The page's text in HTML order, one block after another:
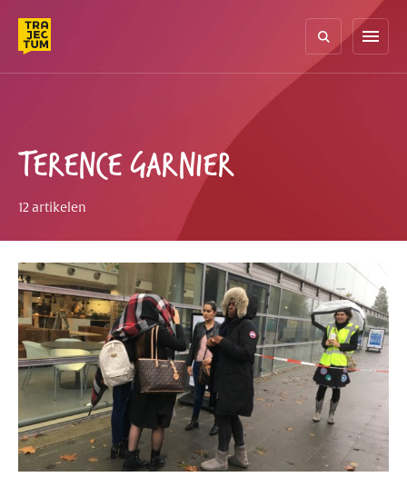
content
menu
TERENCE GARNIER
12 artikelen